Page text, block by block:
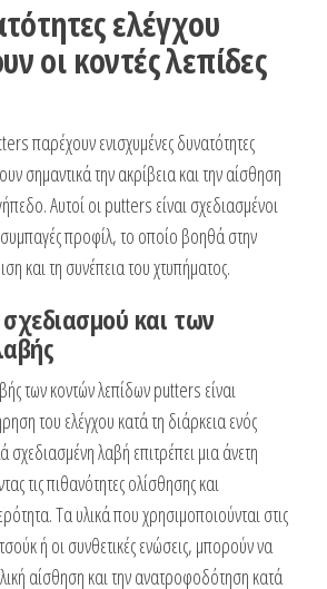
ελέγχου
οι κοντές λεπίδες
παρέχουν ενισχυμένες δυνατότητες
σημαντικά την ακρίβεια και την αίσθηση
Αυτοί οι putters είναι σχεδιασμένοι
προφίλ, το οποίο βοηθά στην
και τη συνέπεια του χτυπήματος.
και των
των κοντών λεπίδων putters είναι
του ελέγχου κατά τη διάρκεια ενός
λαβή επιτρέπει μια άνετη
τις πιθανότητες ολίσθησης και
Τα υλικά που χρησιμοποιούνται στις
ή οι συνθετικές ενώσεις, μπορούν να
αίσθηση και την ανατροφοδότηση κατά